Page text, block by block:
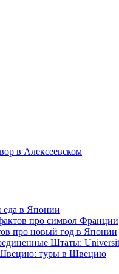
в Алексеевском
еда в Японии
про символ Франции
про новый год в Японии
Штаты:
Швецию: туры в Швецию